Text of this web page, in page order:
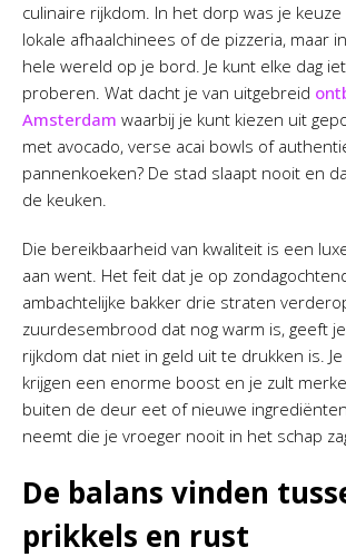
culinaire rijkdom. In het dorp was je
lokale afhaalchinees of de pizzeria, maar
hele wereld op je bord. Je kunt elke dag
proberen. Wat dacht je van uitgebreid
Amsterdam waarbij je kunt kiezen uit
met avocado, verse acai bowls of
pannenkoeken? De stad slaapt nooit en
de keuken.
Die bereikbaarheid van kwaliteit is een
aan went. Het feit dat je op
ambachtelijke bakker drie straten
zuurdesembrood dat nog warm is, geeft
rijkdom dat niet in geld uit te drukken is.
krijgen een enorme boost en je zult
buiten de deur eet of nieuwe
neemt die je vroeger nooit in het schap
De balans vinden
prikkels en rust